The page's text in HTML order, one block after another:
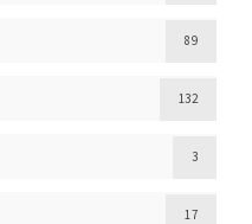
89
132
3
17